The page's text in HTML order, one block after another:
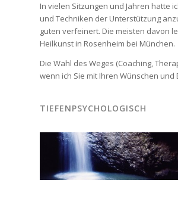
In vielen Sitzungen und Jahren hatte
und Techniken der Unterstützung
guten verfeinert. Die meisten davon
Heilkunst in Rosenheim bei München.
Die Wahl des Weges (Coaching,
wenn ich Sie mit Ihren Wünschen